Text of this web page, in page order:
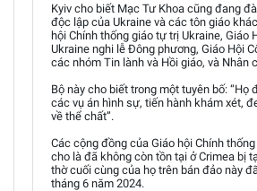
Kyiv cho biết Mạc Tư Khoa cũng đang
độc lập của Ukraine và các tôn giáo
hội Chính thống giáo tự trị Ukraine, Giáo
Ukraine nghi lễ Đông phương, Giáo Hội
các nhóm Tin lành và Hồi giáo, và Nhân
Bộ này cho biết trong một tuyên bố: “Họ
các vụ án hình sự, tiến hành khám xét,
về thể chất”.
Các cộng đồng của Giáo hội Chính
cho là đã không còn tồn tại ở Crimea bị
thờ cuối cùng của họ trên bán đảo này
tháng 6 năm 2024.